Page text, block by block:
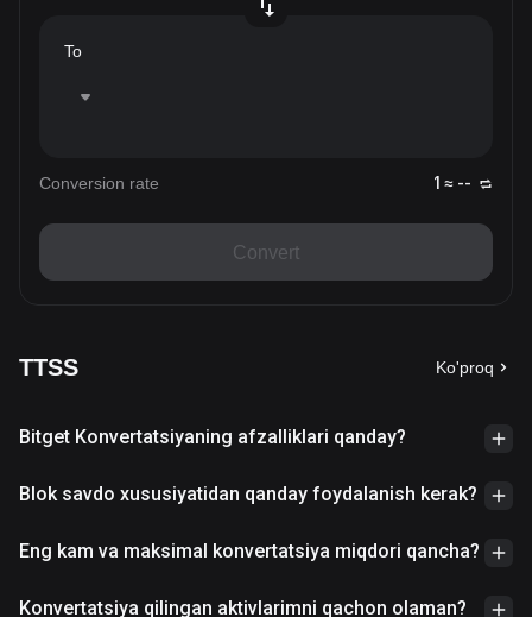
To
Conversion rate 1 ≈ --
Convert
TTSS Ko'proq
Bitget Konvertatsiyaning afzalliklari qanday?
Blok savdo xususiyatidan qanday foydalanish kerak?
Eng kam va maksimal konvertatsiya miqdori qancha?
Konvertatsiya qilingan aktivlarimni qachon olaman?